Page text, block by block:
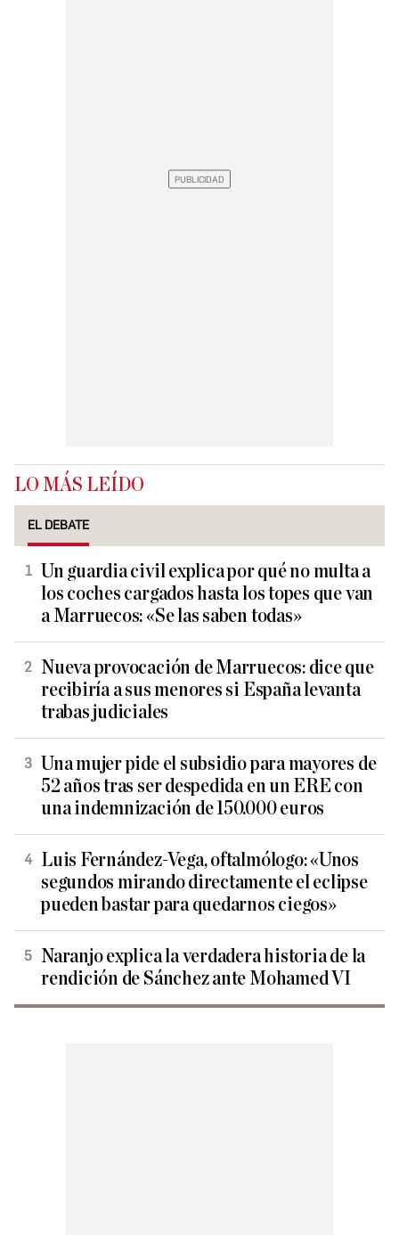
LO MÁS LEÍDO
EL DEBATE
Un guardia civil explica por qué no multa a
los coches cargados hasta los topes que van
a Marruecos: «Se las saben todas»
Nueva provocación de Marruecos: dice que
recibiría a sus menores si España levanta
trabas judiciales
Una mujer pide el subsidio para mayores de
52 años tras ser despedida en un ERE con
una indemnización de 150.000 euros
Luis Fernández-Vega, oftalmólogo: «Unos
segundos mirando directamente el eclipse
pueden bastar para quedarnos ciegos»
Naranjo explica la verdadera historia de la
rendición de Sánchez ante Mohamed VI